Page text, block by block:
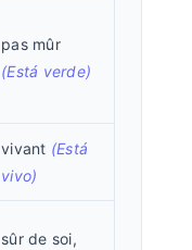
pas mûr
(Está verde)
vivant (Está
vivo)
sûr de soi,